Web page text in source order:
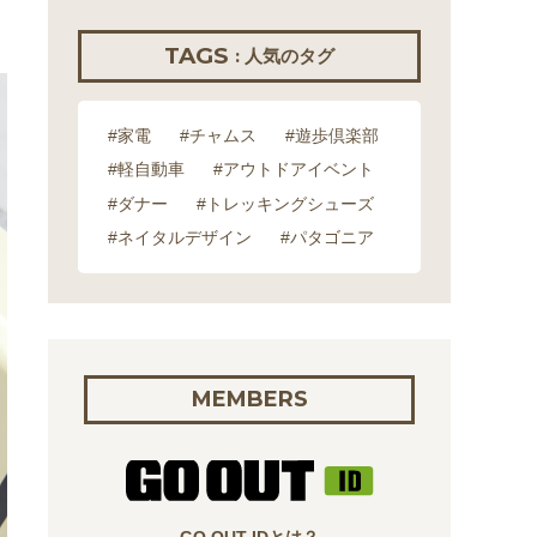
TAGS : 人気のタグ
#家電 #チャムス
#遊歩倶楽部
#軽自動車
#アウトドアイベント
#ダナー
#トレッキングシューズ
#ネイタルデザイン
#パタゴニア
MEMBERS